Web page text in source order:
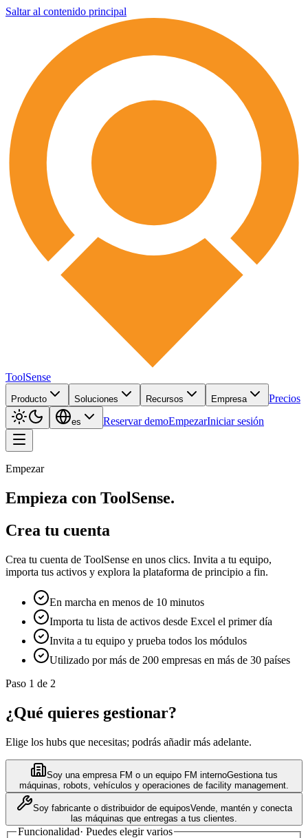
Saltar al contenido principal
ToolSense
Producto Soluciones Recursos Empresa Precios
es Reservar demoEmpezarIniciar sesión
Empezar
Empieza con ToolSense.
Crea tu cuenta
Crea tu cuenta de ToolSense en unos clics. Invita a tu equipo,
importa tus activos y explora la plataforma de principio a fin.
En marcha en menos de 10 minutos
Importa tu lista de activos desde Excel el primer día
Invita a tu equipo y prueba todos los módulos
Utilizado por más de 200 empresas en más de 30 países
Paso 1 de 2
¿Qué quieres gestionar?
Elige los hubs que necesitas; podrás añadir más adelante.
Soy una empresa FM o un equipo FM internoGestiona tus
máquinas, robots, vehículos y operaciones de facility management.
Soy fabricante o distribuidor de equiposVende, mantén y conecta
las máquinas que entregas a tus clientes.
Funcionalidad· Puedes elegir varios